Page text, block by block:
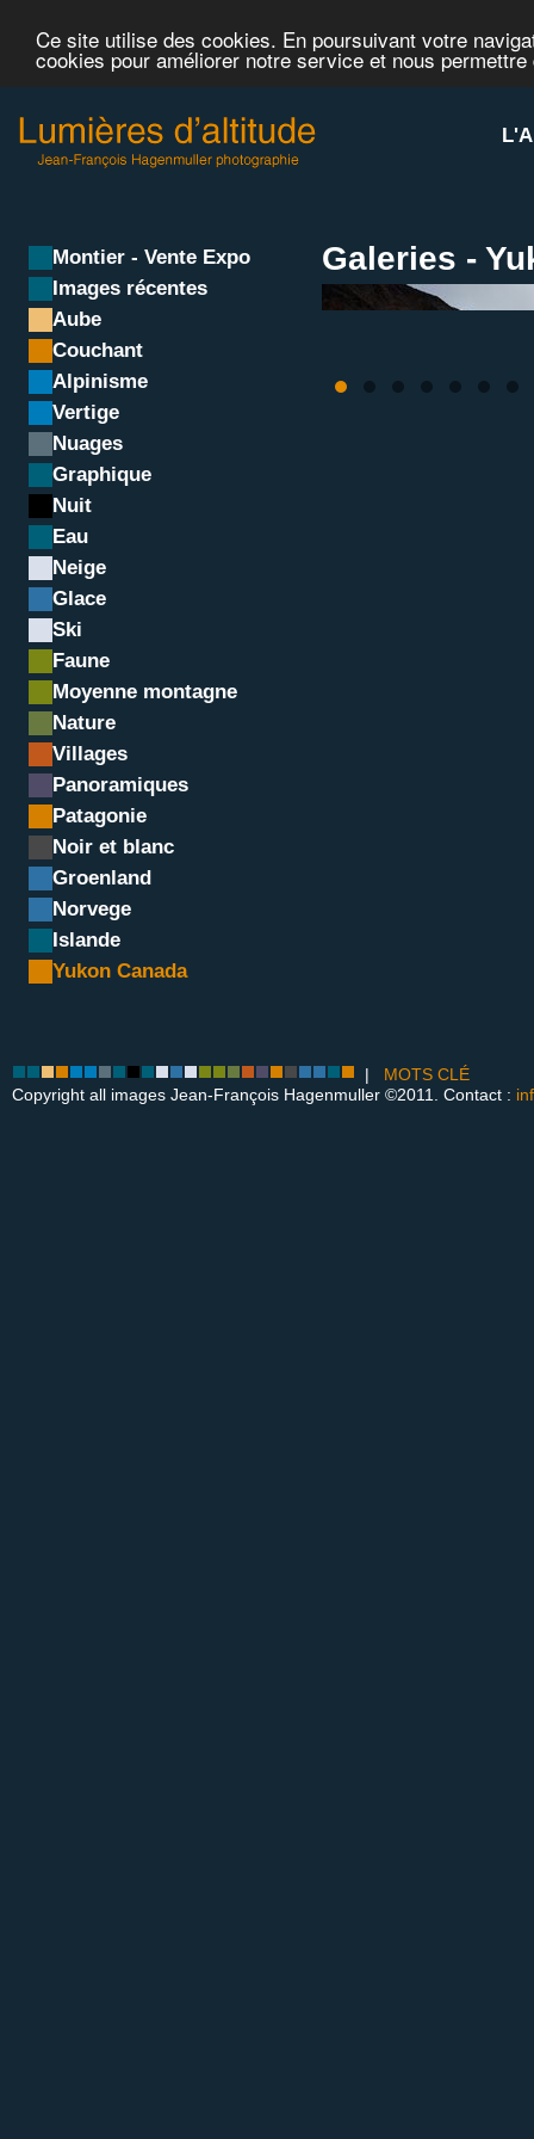
Ce site utilise des cookies. En poursuivant votre
cookies pour améliorer notre service et nous
Montier - Vente Expo
Images récentes
Aube
Couchant
Alpinisme
Vertige
Nuages
Graphique
Nuit
Eau
Neige
Glace
Ski
Faune
Moyenne montagne
Nature
Villages
Panoramiques
Patagonie
Noir et blanc
Groenland
Norvege
Islande
Yukon Canada
Galeries -
| MOTS CLÉ
Copyright all images Jean-François Hagenmuller ©2011. Contact :